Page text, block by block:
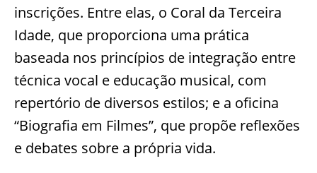
inscrições. Entre elas, o Coral da Terceira
Idade, que proporciona uma prática
baseada nos princípios de integração entre
técnica vocal e educação musical, com
repertório de diversos estilos; e a oficina
“Biografia em Filmes”, que propõe reflexões
e debates sobre a própria vida.